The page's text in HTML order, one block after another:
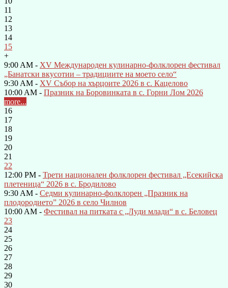
11
12
13
14
15
+
9:00 AM - XV Международен кулинарно-фолклорен фестивал
„Банатски вкусотии – традициите на моето село“
9:30 AM - XV Събор на хърцоите 2026 в с. Кацелово
10:00 AM - Празник на Боровинката в с. Горни Лом 2026
more...
16
17
18
19
20
21
22
12:00 PM - Трети национален фолклорен фестивал „Есекийска
плетеница“ 2026 в с. Бродилово
9:30 AM - Седми кулинарно-фолклорен „Празник на
плодородието” 2026 в село Чилнов
10:00 AM - Фестивал на питката с „Луди млади“ в с. Беловец
23
24
25
26
27
28
29
30